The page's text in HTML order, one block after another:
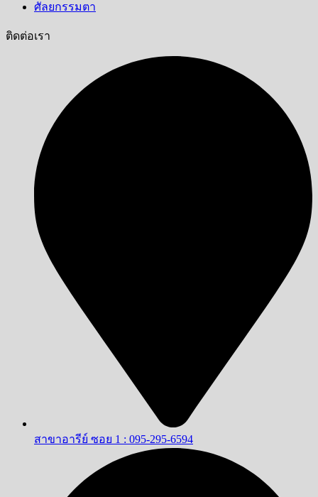
ศัลยกรรมตา
ติดต่อเรา
สาขาอารีย์ ซอย 1 : 095-295-6594